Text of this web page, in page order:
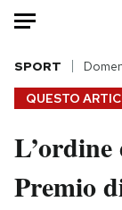
HOME
Italia
Politica
QUESTO
SPORT
Premio